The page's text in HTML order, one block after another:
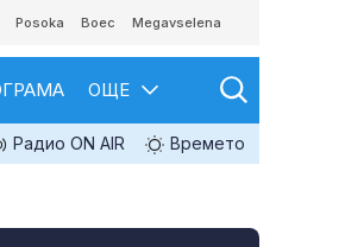
Posoka Boec Megavselena
ОЩЕ
Радио ON AIR Времето